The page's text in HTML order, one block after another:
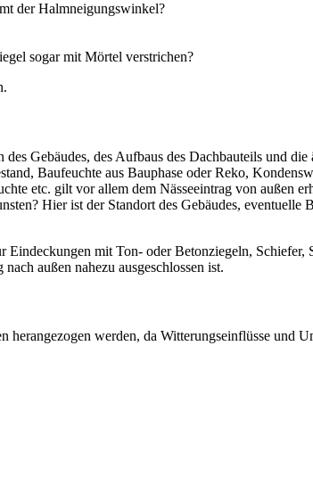
der Halmneigungswinkel?
sogar mit Mörtel verstrichen?
Gebäudes, des Aufbaus des Dachbauteils und
Baufeuchte aus Bauphase oder Reko,
etc. gilt vor allem dem Nässeeintrag von außen
Hier ist der Standort des Gebäudes,
mit Ton- oder Betonziegeln,
außen nahezu ausgeschlossen ist.
herangezogen werden, da Witterungseinflüsse und